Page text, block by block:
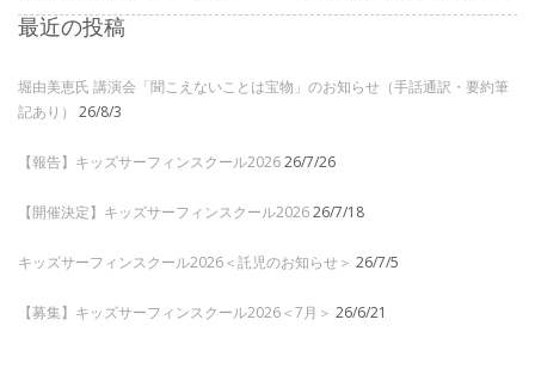
最近の投稿
堀由美恵氏 講演会「聞こえないことは宝物」のお知らせ（手話通訳・要約筆
記あり）
26/8/3
【報告】キッズサーフィンスクール202626/7/26
【開催決定】キッズサーフィンスクール202626/7/18
キッズサーフィンスクール2026＜託児のお知らせ＞ 26/7/5
【募集】キッズサーフィンスクール2026＜7月＞ 26/6/21